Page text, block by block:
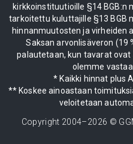
kirkkoinstituutioille §14 BGB:n
tarkoitettu kuluttajille §13 BGB
hinnanmuutosten ja virheiden
Saksan arvonlisäveron (19
palautetaan, kun tavarat
olemme
* Kaikki hinnat plus
** Koskee ainoastaan
veloitetaan
Copyright 2004–2026 ©